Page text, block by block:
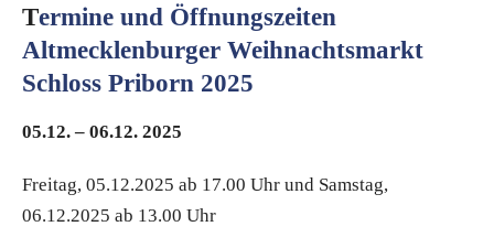
Termine und Öffnungszeiten
Altmecklenburger Weihnachtsmarkt
Schloss Priborn 2025
05.12. – 06.12. 2025
Freitag, 05.12.2025 ab 17.00 Uhr und Samstag,
06.12.2025 ab 13.00 Uhr